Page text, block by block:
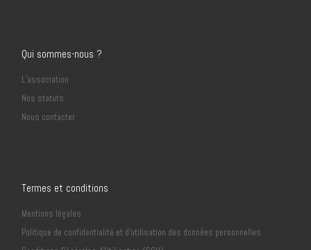
Qui sommes-nous ?
L’association
Nos statuts
Nous contacter
Termes et conditions
Mentions légales
Politique de confidentialité et d’utilisation des données personnelles